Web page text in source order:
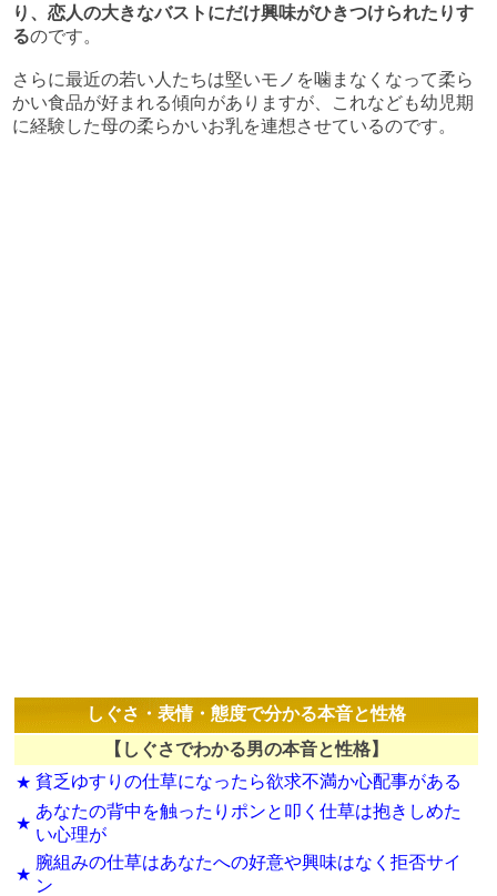
り、恋人の大きなバストにだけ興味がひきつけられたりす
るのです。
さらに最近の若い人たちは堅いモノを噛まなくなって柔ら
かい食品が好まれる傾向がありますが、これなども幼児期
に経験した母の柔らかいお乳を連想させているのです。
しぐさ・表情・態度で分かる本音と性格
【しぐさでわかる男の本音と性格】
★ 貧乏ゆすりの仕草になったら欲求不満か心配事がある
★
あなたの背中を触ったりポンと叩く仕草は抱きしめた
い心理が
★
腕組みの仕草はあなたへの好意や興味はなく拒否サイ
ン